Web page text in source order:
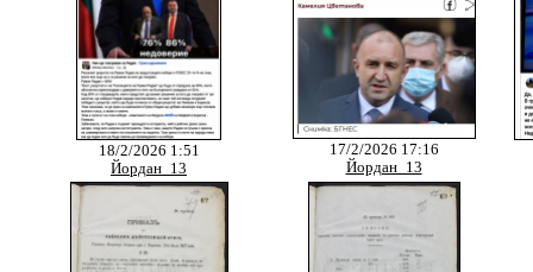
18/2/2026 1:51
Йордан_13
17/2/2026 17:16
Йордан_13